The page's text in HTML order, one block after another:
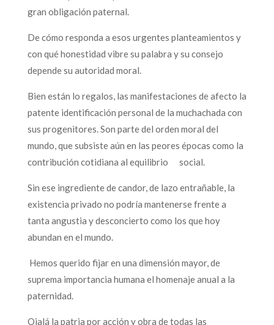
gran obligación paternal.
De cómo responda a esos urgentes planteamientos y
con qué honestidad vibre su palabra y su consejo
depende su autoridad moral.
Bien están lo regalos, las manifestaciones de afecto la
patente identificación personal de la muchachada con
sus progenitores. Son parte del orden moral del
mundo, que subsiste aún en las peores épocas como la
contribución cotidiana al equilibrio social.
Sin ese ingrediente de candor, de lazo entrañable, la
existencia privado no podría mantenerse frente a
tanta angustia y desconcierto como los que hoy
abundan en el mundo.
Hemos querido fijar en una dimensión mayor, de
suprema importancia humana el homenaje anual a la
paternidad.
Ojalá la patria por acción y obra de todas las